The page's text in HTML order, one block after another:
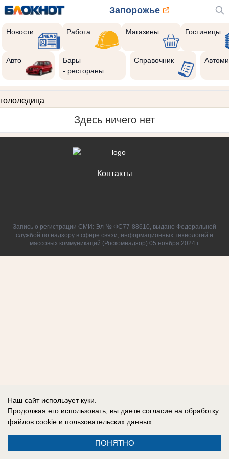
Запорожье
Новости Работа Магазины Гостиницы
Авто
Бары
- рестораны
Справочник
гололедица
Здесь ничего нет
Контакты
Запись о регистрации СМИ: Эл № ФС77-88610, выдано Федеральной
службой по надзору в сфере связи, информационных технологий и
массовых коммуникаций (Роскомнадзор) 05 ноября 2024 г.
Наш сайт использует куки.
Продолжая его использовать, вы даете согласие на обработку
файлов cookie и пользовательских данных.
ПОНЯТНО